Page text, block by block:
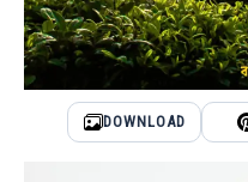
DOWNLOAD